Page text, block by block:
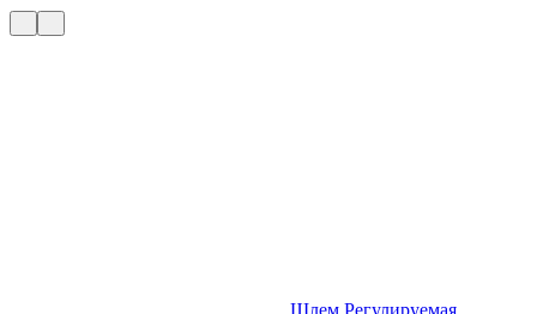
Шлем Регулируемая